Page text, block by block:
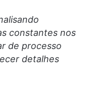
constantes nos
de processo
detalhes